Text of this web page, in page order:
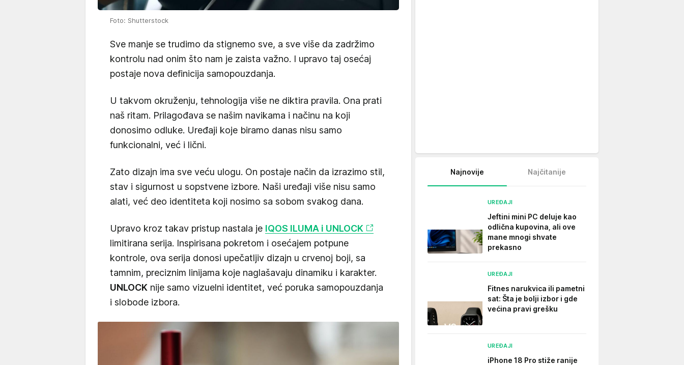
Foto: Shutterstock
Sve manje se trudimo da stignemo sve, a sve više da zadržimo
kontrolu nad onim što nam je zaista važno. I upravo taj osećaj
postaje nova definicija samopouzdanja.
U takvom okruženju, tehnologija više ne diktira pravila. Ona prati
naš ritam. Prilagođava se našim navikama i načinu na koji
donosimo odluke. Uređaji koje biramo danas nisu samo
funkcionalni, već i lični.
Zato dizajn ima sve veću ulogu. On postaje način da izrazimo stil,
stav i sigurnost u sopstvene izbore. Naši uređaji više nisu samo
alati, već deo identiteta koji nosimo sa sobom svakog dana.
Upravo kroz takav pristup nastala je IQOS ILUMA i UNLOCK
limitirana serija. Inspirisana pokretom i osećajem potpune
kontrole, ova serija donosi upečatljiv dizajn u crvenoj boji, sa
tamnim, preciznim linijama koje naglašavaju dinamiku i karakter.
UNLOCK nije samo vizuelni identitet, već poruka samopouzdanja
i slobode izbora.
Najnovije Najčitanije
UREĐAJI
Jeftini mini PC deluje kao
odlična kupovina, ali ove
mane mnogi shvate
prekasno
UREĐAJI
Fitnes narukvica ili pametni
sat: Šta je bolji izbor i gde
većina pravi grešku
UREĐAJI
iPhone 18 Pro stiže ranije